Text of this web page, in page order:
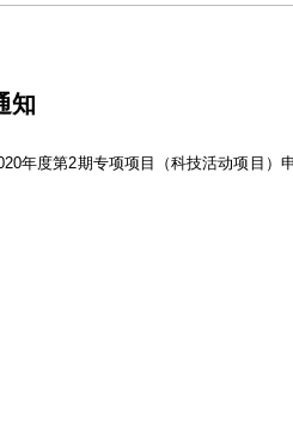
知
年度第2期专项项目（科技活动项目）